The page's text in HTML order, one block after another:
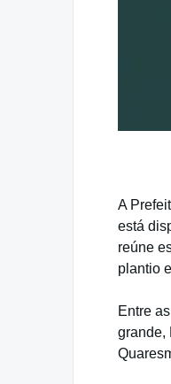
A
está
reúne
plantio
Entre
grande,